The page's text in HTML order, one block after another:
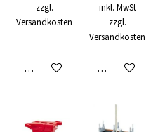
zzgl.
Versandkosten
In den Warenkorb
inkl. MwSt
zzgl.
Versandkosten
In den